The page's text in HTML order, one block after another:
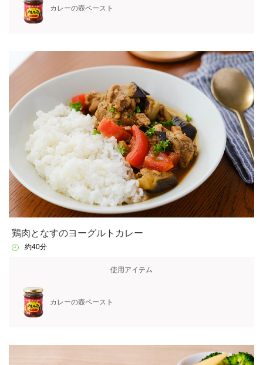
カレーの壺ペースト
鶏肉となすのヨーグルトカレー
約40分
使用アイテム
カレーの壺ペースト